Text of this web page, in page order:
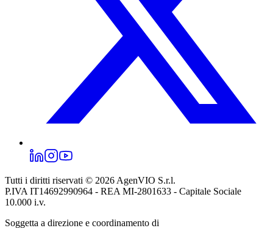
Tutti i diritti riservati © 2026 AgenVIO S.r.l.
P.IVA IT14692990964 - REA MI-2801633 - Capitale Sociale
10.000 i.v.
Soggetta a direzione e coordinamento di